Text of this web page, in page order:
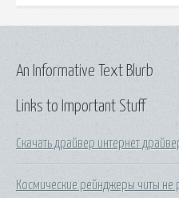
Links to Important Stuff
Скачать драйвер интернет
Космические рейнджеры читы не
An Informative Text Blurb